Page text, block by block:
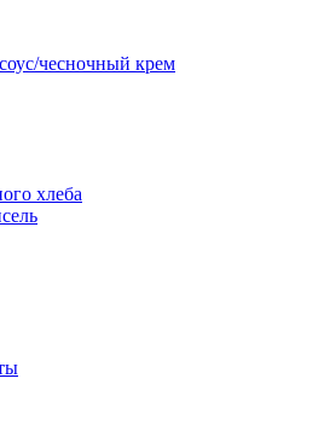
чесночный крем
хлеба